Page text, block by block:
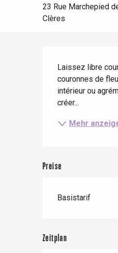
Die gesamte
Mit den Kindern
Unter Freunden
Trendige Orte
Aussicht
Aufenthalte am
23 Rue Marchepied
Clères
Laissez libre
couronnes de
intérieur ou
créer...
Mehr
Preise
Basistarif
Zeitplan